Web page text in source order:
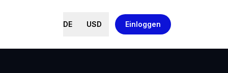
DE USD Einloggen